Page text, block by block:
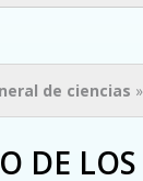
de ciencias
DE